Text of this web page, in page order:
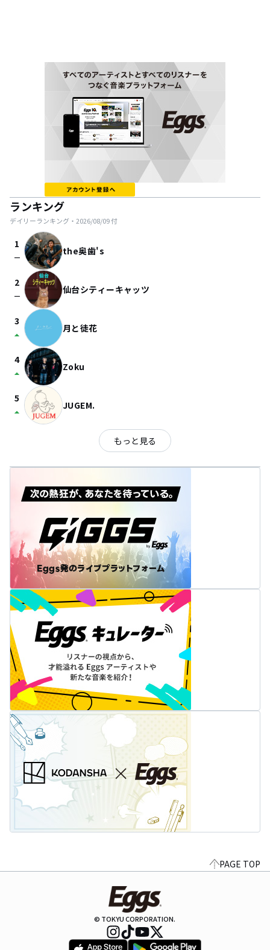
ランキング
デイリーランキング・ 2026/08/09付
1
check_indeterminate_small the奥歯's
2
check_indeterminate_small 仙台シティーキャッツ
3
arrow_drop_up 月と徒花
4
arrow_drop_up Zoku
5
arrow_drop_up JUGEM.
もっと見る
PAGE TOP
© TOKYU CORPORATION.